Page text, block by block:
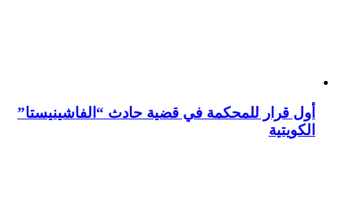
أول قرار للمحكمة في قضية حادث “الفاشينيستا”
الكويتية